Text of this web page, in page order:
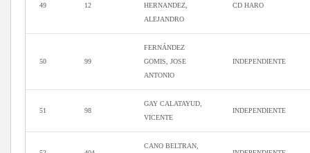
49 12
HERNANDEZ,
ALEJANDRO
CD HARO
50 99
FERNÁNDEZ
GOMIS, JOSE
ANTONIO
INDEPENDIENTE
51 98
GAY CALATAYUD,
VICENTE
INDEPENDIENTE
CANO BELTRAN,